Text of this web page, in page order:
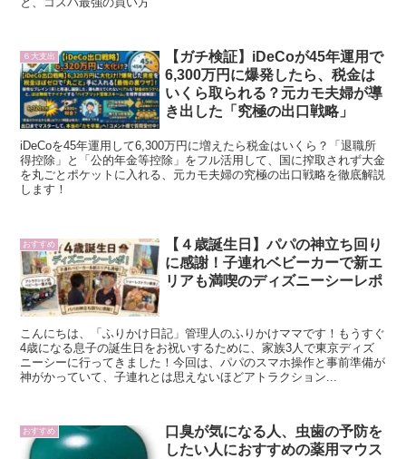
６大支出
【ガチ検証】iDeCoが45年運用で
6,300万円に爆発したら、税金は
いくら取られる？元カモ夫婦が導
き出した「究極の出口戦略」
iDeCoを45年運用して6,300万円に増えたら税金はいくら？「退職所
得控除」と「公的年金等控除」をフル活用して、国に搾取されず大金
を丸ごとポケットに入れる、元カモ夫婦の究極の出口戦略を徹底解説
します！
おすすめ
【４歳誕生日】パパの神立ち回り
に感謝！子連れベビーカーで新エ
リアも満喫のディズニーシーレポ
こんにちは、「ふりかけ日記」管理人のふりかけママです！もうすぐ
4歳になる息子の誕生日をお祝いするために、家族3人で東京ディズ
ニーシーに行ってきました！今回は、パパのスマホ操作と事前準備が
神がかっていて、子連れとは思えないほどアトラクション...
おすすめ
口臭が気になる人、虫歯の予防を
したい人におすすめの薬用マウス